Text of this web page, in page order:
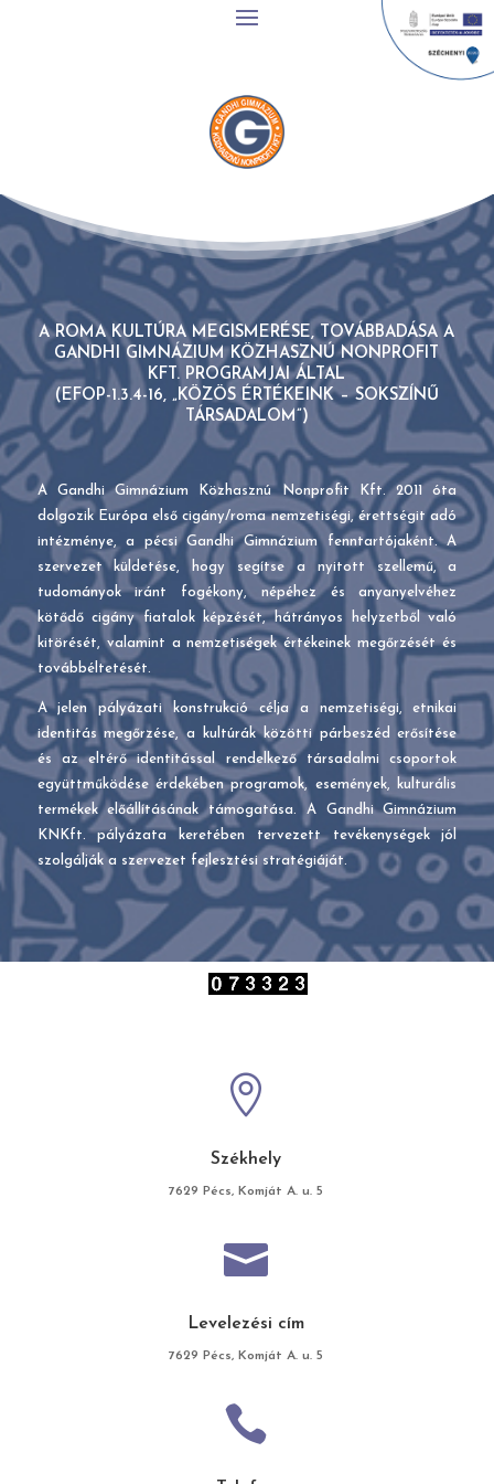
A ROMA KULTÚRA MEGISMERÉSE, TOVÁBBADÁSA A
GANDHI GIMNÁZIUM KÖZHASZNÚ NONPROFIT
KFT. PROGRAMJAI ÁLTAL
(EFOP-1.3.4-16, „KÖZÖS ÉRTÉKEINK – SOKSZÍNŰ
TÁRSADALOM”)
A Gandhi Gimnázium Közhasznú Nonprofit Kft. 2011 óta
dolgozik Európa első cigány/roma nemzetiségi, érettségit adó
intézménye, a pécsi Gandhi Gimnázium fenntartójaként. A
szervezet küldetése, hogy segítse a nyitott szellemű, a
tudományok iránt fogékony, népéhez és anyanyelvéhez
kötődő cigány fiatalok képzését, hátrányos helyzetből való
kitörését, valamint a nemzetiségek értékeinek megőrzését és
továbbéltetését.
A jelen pályázati konstrukció célja a nemzetiségi, etnikai
identitás megőrzése, a kultúrák közötti párbeszéd erősítése
és az eltérő identitással rendelkező társadalmi csoportok
együttműködése érdekében programok, események, kulturális
termékek előállításának támogatása. A Gandhi Gimnázium
KNKft. pályázata keretében tervezett tevékenységek jól
szolgálják a szervezet fejlesztési stratégiáját.

Székhely
7629 Pécs, Komját A. u. 5

Levelezési cím
7629 Pécs, Komját A. u. 5
